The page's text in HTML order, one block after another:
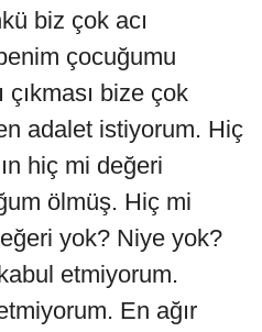
biz çok acı
çocuğumu
çıkması bize çok
adalet istiyorum. Hiç
hiç mi değeri
ölmüş. Hiç mi
yok? Niye yok?
etmiyorum.
En ağır